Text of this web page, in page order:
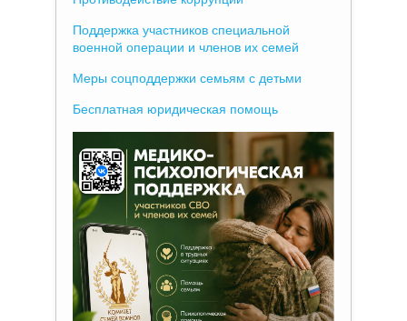
Поддержка участников специальной
военной операции и членов их семей
Меры соцподдержки семьям с детьми
Бесплатная юридическая помощь